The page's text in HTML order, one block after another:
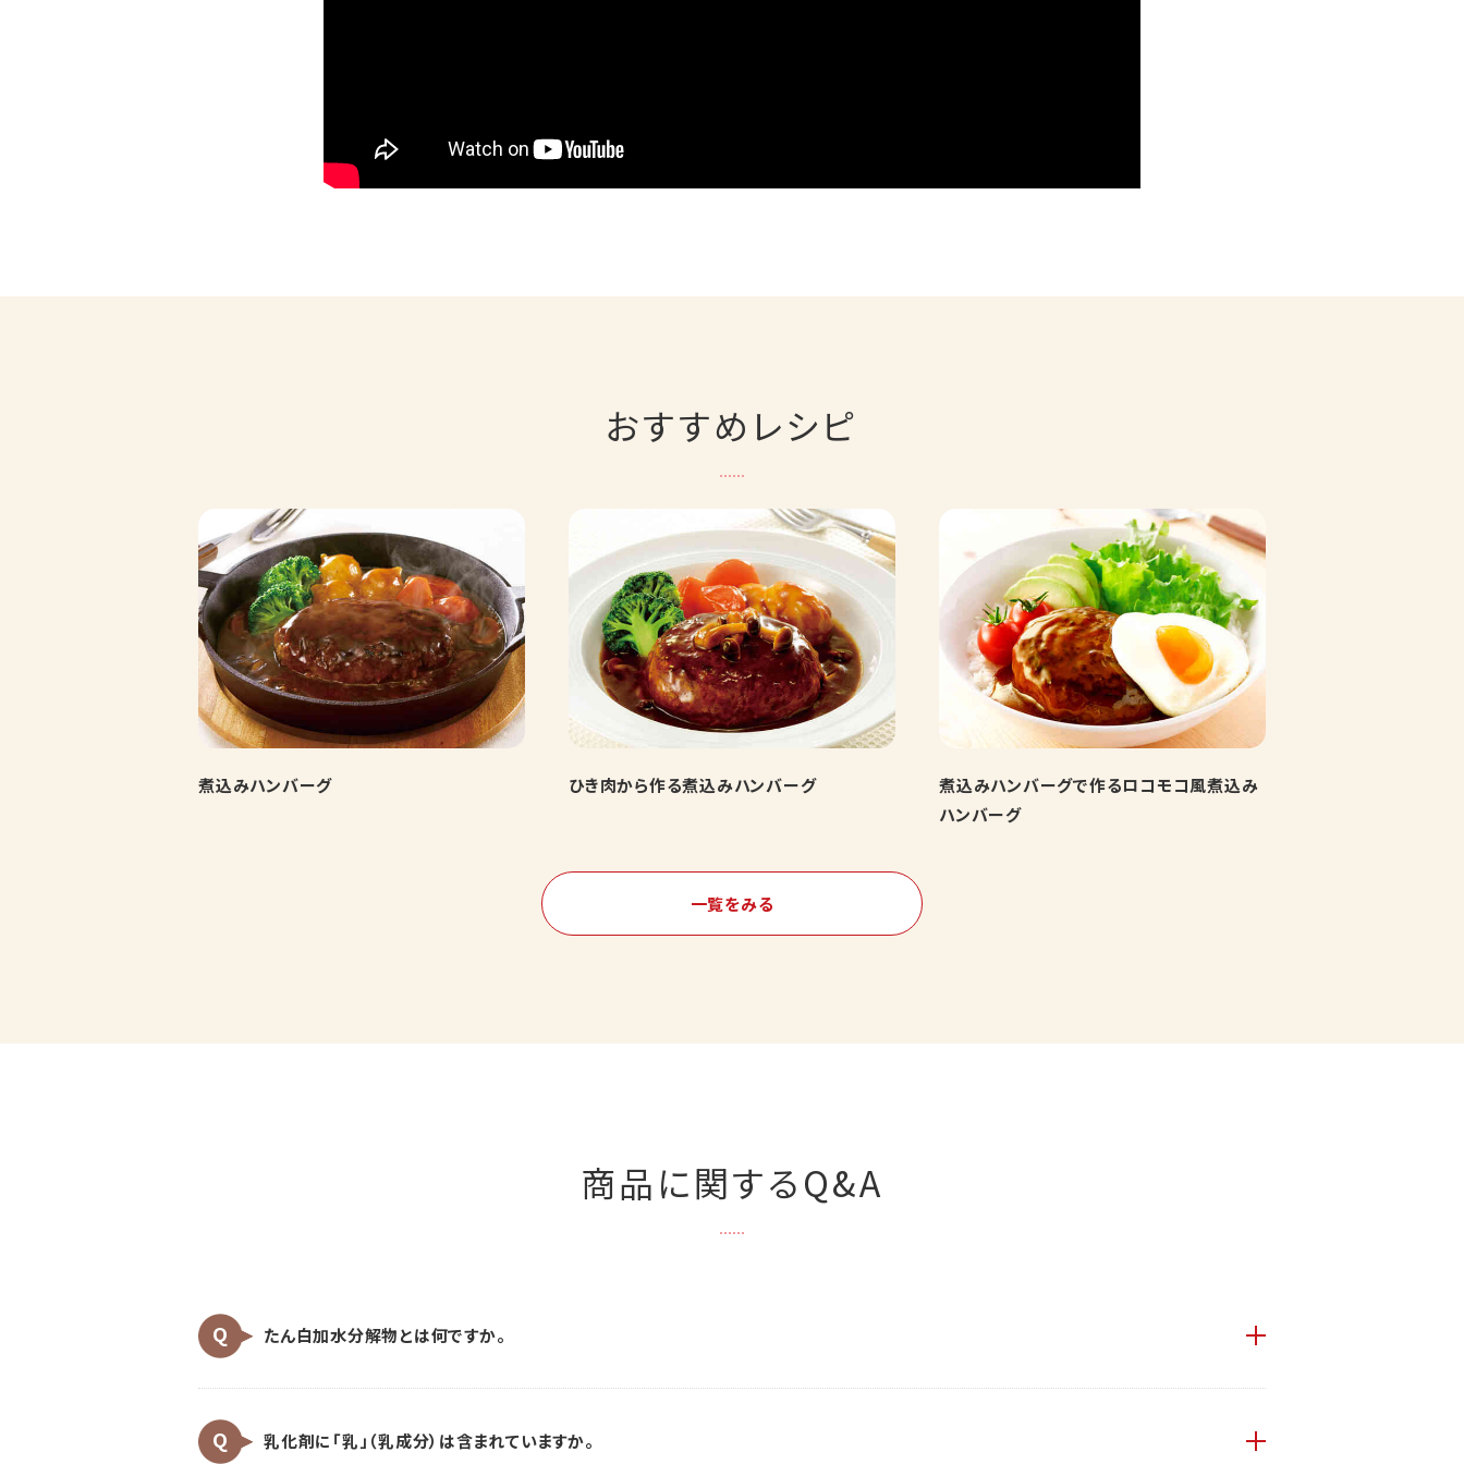
おすすめレシピ
煮込みハンバーグ ひき肉から作る煮込みハンバーグ
煮込みハンバーグで作るロコモコ風煮込み
ハンバーグ
一覧をみる
商品に関するQ&A
たん白加水分解物とは何ですか。
乳化剤に「乳」（乳成分）は含まれていますか。